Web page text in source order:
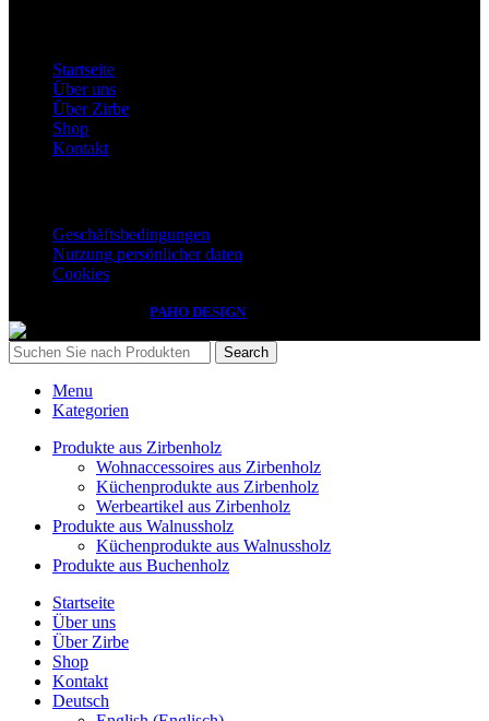
Startseite
Über uns
Über Zirbe
Shop
Kontakt
Geschäftsbedingungen
Nutzung persönlicher daten
Cookies
PAHO DESIGN
Search
Menu
Kategorien
Produkte aus Zirbenholz
Wohnaccessoires aus Zirbenholz
Küchenprodukte aus Zirbenholz
Werbeartikel aus Zirbenholz
Produkte aus Walnussholz
Küchenprodukte aus Walnussholz
Produkte aus Buchenholz
Startseite
Über uns
Über Zirbe
Shop
Kontakt
Deutsch